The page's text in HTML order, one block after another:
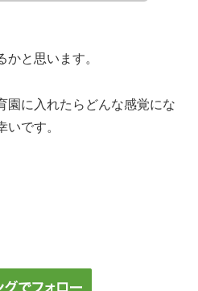
かと思います。
園に入れたらどんな感覚にな
いです。